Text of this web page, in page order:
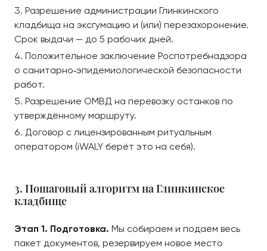
Разрешение администрации Глинкинского
кладбища на эксгумацию и (или) перезахоронение.
Срок выдачи — до 5 рабочих дней.
Положительное заключение Роспотребнадзора
о санитарно‑эпидемиологической безопасности
работ.
Разрешение ОМВД на перевозку останков по
утверждённому маршруту.
Договор с лицензированным ритуальным
оператором (iWALY берёт это на себя).
3. Пошаговый алгоритм на Глинкинское
кладбище
Этап 1. Подготовка. Мы собираем и подаём весь
пакет документов, резервируем новое место